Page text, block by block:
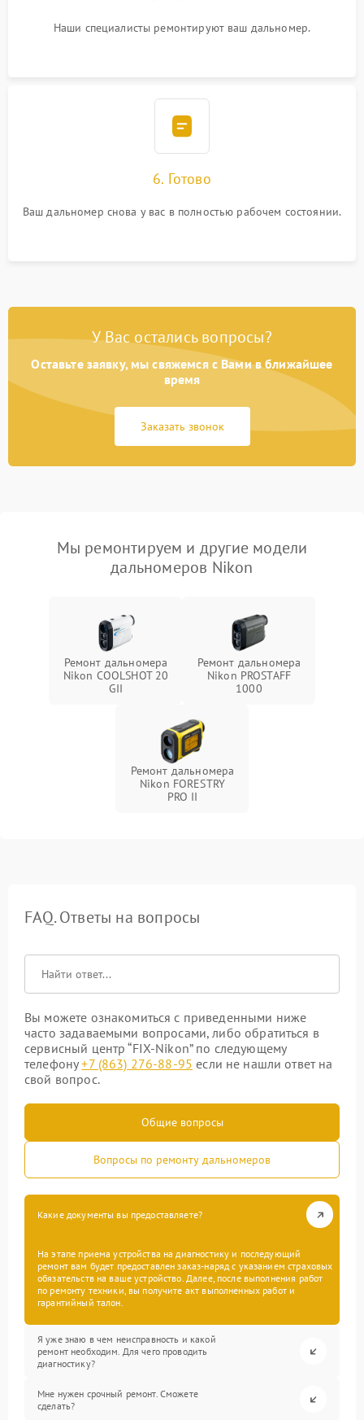
Наши специалисты ремонтируют ваш дальномер.
6. Готово
Ваш дальномер снова у вас в полностью рабочем состоянии.
У Вас остались вопросы?
Оставьте заявку, мы свяжемся с Вами в ближайшее
время
Заказать звонок
Мы ремонтируем и другие модели
дальномеров Nikon
Ремонт дальномера
Nikon COOLSHOT 20
GII
Ремонт дальномера
Nikon PROSTAFF
1000
Ремонт дальномера
Nikon FORESTRY
PRO II
FAQ. Ответы на вопросы
Вы можете ознакомиться с приведенными ниже
часто задаваемыми вопросами, либо обратиться в
сервисный центр “FIX-Nikon” по следующему
телефону+7 (863) 276-88-95 если не нашли ответ на
свой вопрос.
Общие вопросы
Вопросы по ремонту дальномеров
Какие документы вы предоставляете?
На этапе приема устройства на диагностику и последующий
ремонт вам будет предоставлен заказ-наряд с указанием страховых
обязательств на ваше устройство. Далее, после выполнения работ
по ремонту техники, вы получите акт выполненных работ и
гарантийный талон.
Я уже знаю в чем неисправность и какой
ремонт необходим. Для чего проводить
диагностику?
Мне нужен срочный ремонт. Сможете
сделать?